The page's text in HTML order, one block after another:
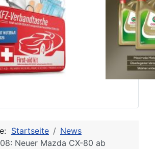
Startseite
News
Neuer Mazda CX-80 ab